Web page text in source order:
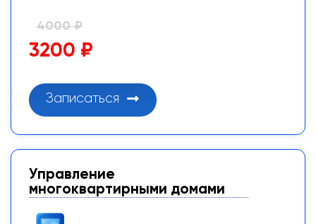
4000 ₽
3200 ₽
Записаться
Управление
многоквартирными домами